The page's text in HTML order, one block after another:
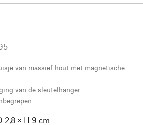
van massief hout met magnetische
van de sleutelhanger
2,8 × H 9 cm